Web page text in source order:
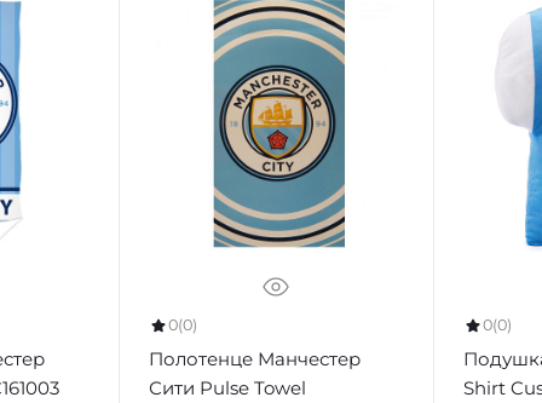
0(0)
Полотенце Манчестер
Сити Pulse Towel
0(0)
Shirt